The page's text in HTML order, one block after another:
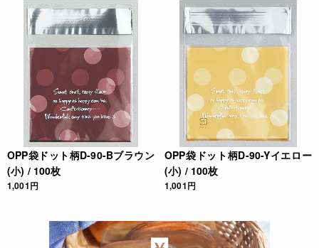
OPP袋ドット柄D-90-Bブラウン
(小) / 100枚
1,001円
OPP袋ドット柄D-90-Yイエロー
(小) / 100枚
1,001円